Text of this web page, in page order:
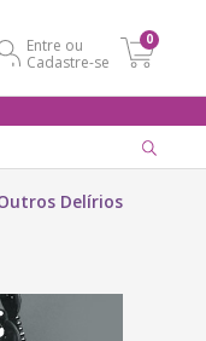
Entre ou
Cadastre-se
0
Delírios